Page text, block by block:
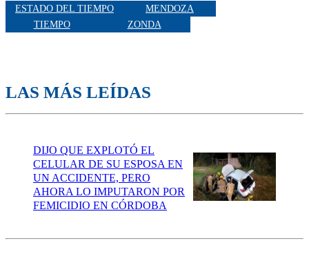
ESTADO DEL TIEMPO
MENDOZA
TIEMPO
ZONDA
LAS MÁS LEÍDAS
DIJO QUE EXPLOTÓ EL
CELULAR DE SU ESPOSA EN
UN ACCIDENTE, PERO
AHORA LO IMPUTARON POR
FEMICIDIO EN CÓRDOBA